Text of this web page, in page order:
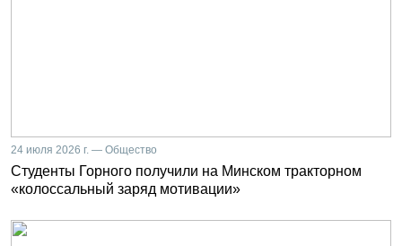
24 июля 2026 г. — Общество
Студенты Горного получили на Минском тракторном
«колоссальный заряд мотивации»